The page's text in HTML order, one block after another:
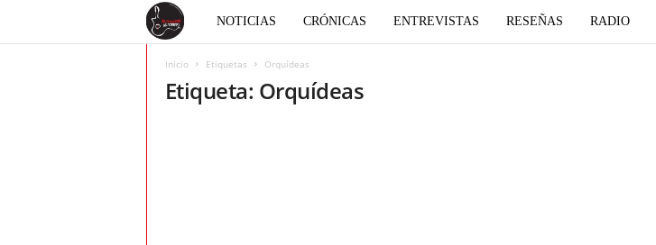
NOTICIAS CRÓNICAS ENTREVISTAS RESEÑAS RADIO
Inicio Etiquetas Orquídeas
Etiqueta: Orquídeas